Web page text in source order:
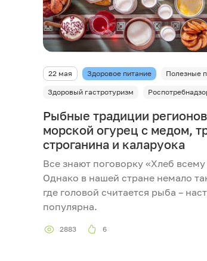
22 мая Здоровое питание Полезные
Здоровый гастротуризм
Рыбные традиции
морской огурец с медом,
строганина и каларуока
Все знают поговорку «Хлеб всему
Однако в нашей стране немало
где головой считается рыба –
популярна.
2883 6